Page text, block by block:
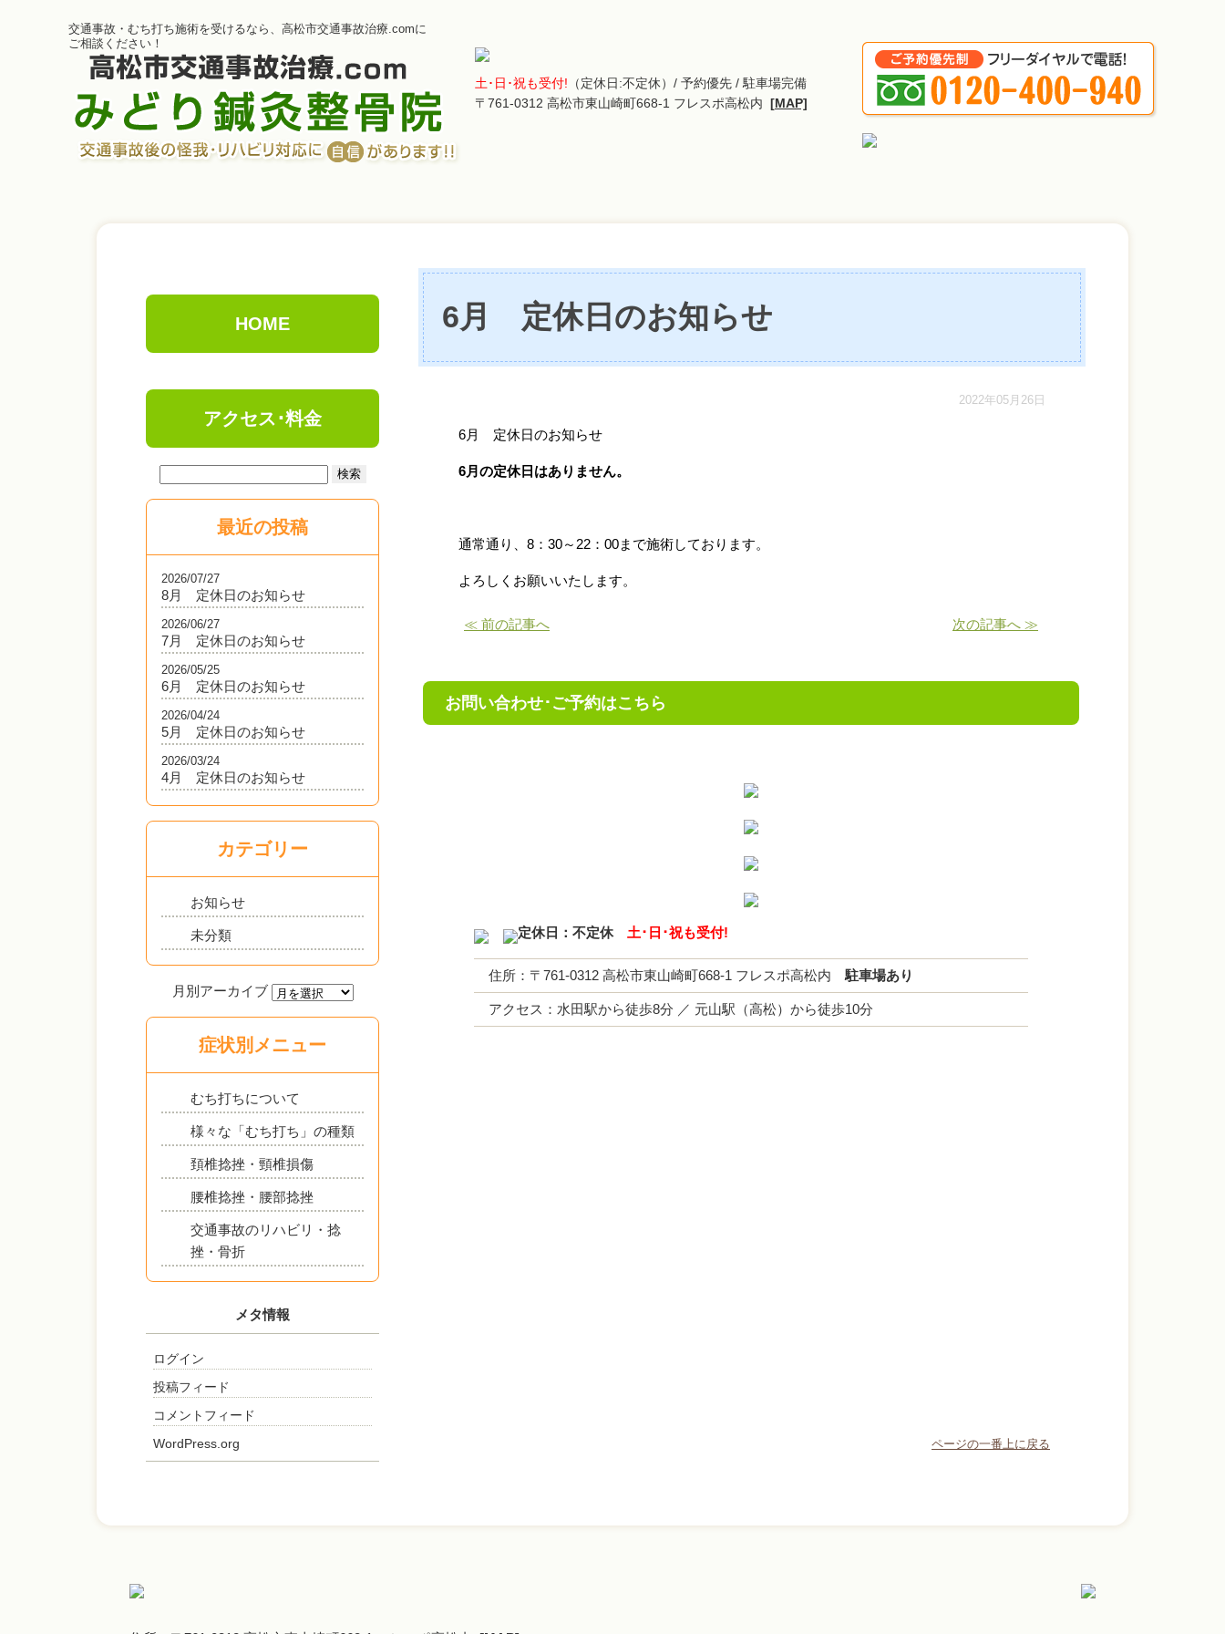
交通事故・むち打ち施術を受けるなら、高松市交通事故治療.comに
ご相談ください！
土･日･祝も受付! （定休日:不定休）/ 予約優先 / 駐車場完備
〒761-0312 高松市東山崎町668-1 フレスポ高松内 [MAP]
6月 定休日のお知らせ
2022年05月26日
6月 定休日のお知らせ
6月の定休日はありません。
通常通り、8：30～22：00まで施術しております。
よろしくお願いいたします。
≪ 前の記事へ 次の記事へ ≫
お問い合わせ･ご予約はこちら
定休日：不定休 土･日･祝も受付!
住所：〒761-0312 高松市東山崎町668-1 フレスポ高松内 駐車場あり
アクセス：水田駅から徒歩8分 ／ 元山駅（高松）から徒歩10分
ページの一番上に戻る
HOME
アクセス･料金
最近の投稿
8月 定休日のお知らせ
2026/07/27
7月 定休日のお知らせ
2026/06/27
6月 定休日のお知らせ
2026/05/25
5月 定休日のお知らせ
2026/04/24
4月 定休日のお知らせ
2026/03/24
カテゴリー
お知らせ
未分類
症状別メニュー
むち打ちについて
様々な「むち打ち」の種類
頚椎捻挫・頸椎損傷
腰椎捻挫・腰部捻挫
交通事故のリハビリ・捻
挫・骨折
メタ情報
ログイン
投稿フィード
コメントフィード
WordPress.org